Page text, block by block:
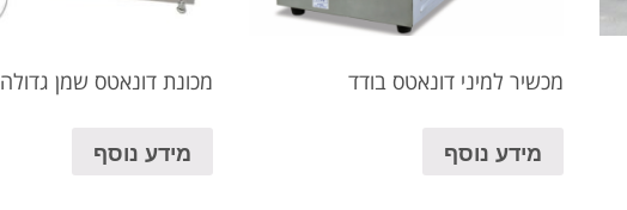
מכשיר למיני דונאטס בודד
מידע נוסף
מכונת דונאטס שמן גדולה
מידע נוסף